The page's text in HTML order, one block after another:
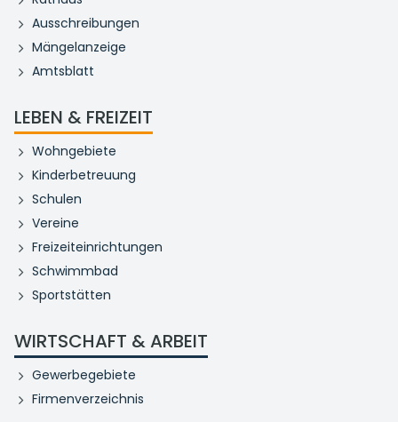
Ausschreibungen
Mängelanzeige
Amtsblatt
LEBEN & FREIZEIT
Wohngebiete
Kinderbetreuung
Schulen
Vereine
Freizeiteinrichtungen
Schwimmbad
Sportstätten
WIRTSCHAFT & ARBEIT
Gewerbegebiete
Firmenverzeichnis